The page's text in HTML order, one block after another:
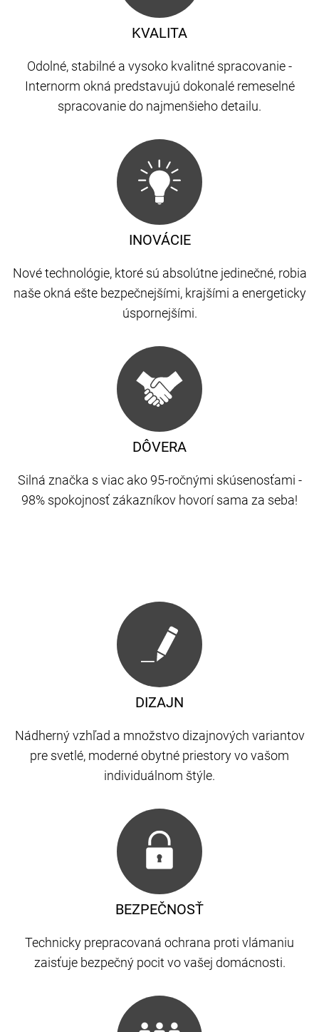
KVALITA
Odolné, stabilné a vysoko kvalitné spracovanie -
Internorm okná predstavujú dokonalé remeselné
spracovanie do najmenšieho detailu.
DÔVERA
Silná značka s viac ako 95-ročnými skúsenosťami -
98% spokojnosť zákazníkov hovorí sama za seba!
INOVÁCIE
Nové technológie, ktoré sú absolútne jedinečné, robia
naše okná ešte bezpečnejšími, krajšími a energeticky
úspornejšími.
DIZAJN
Nádherný vzhľad a množstvo dizajnových variantov
pre svetlé, moderné obytné priestory vo vašom
individuálnom štýle.
BEZPEČNOSŤ
Technicky prepracovaná ochrana proti vlámaniu
zaisťuje bezpečný pocit vo vašej domácnosti.